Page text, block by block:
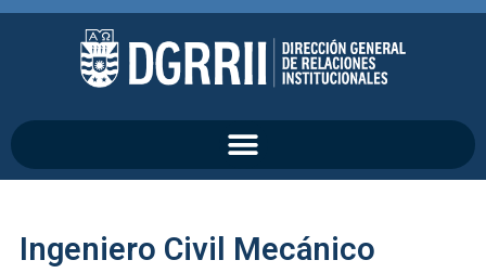
Ingeniero Civil Mecánico